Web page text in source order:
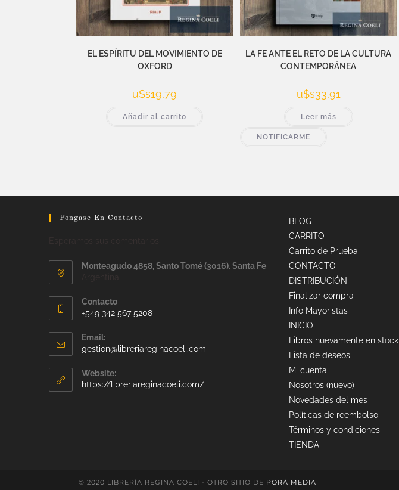
EL ESPÍRITU DEL MOVIMIENTO DE
OXFORD
u$s19,79
Añadir al carrito
LA FE ANTE EL RETO DE LA CULTURA
CONTEMPORÁNEA
u$s33,91
Leer más
NOTIFICARME
Pongase En Contacto
Monteagudo 4858, Santo Tomé (3016). Santa Fe
Contacto
+549 342 567 5208
Email:
gestion@libreriareginacoeli.com
Website:
https://libreriareginacoeli.com/
BLOG
CARRITO
Carrito de Prueba
CONTACTO
DISTRIBUCIÓN
Finalizar compra
Info Mayoristas
INICIO
Libros nuevamente en stock
Lista de deseos
Mi cuenta
Nosotros (nuevo)
Novedades del mes
Políticas de reembolso
Términos y condiciones
TIENDA
© 2020 LIBRERÍA REGINA COELI - OTRO SITIO DE PORÁ MEDIA